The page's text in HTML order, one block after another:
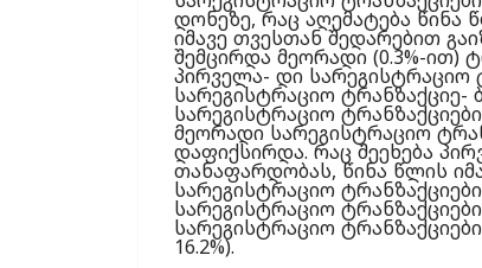
დონეზე, რაც აღემატება წინა
იმავე თვესთან შედარებით
შემცირდა მეორადი (0.3%-ით)
პირველა- დი სარეგისტრაციო
სარეგისტრაციო ტრანზაქციე-
სარეგისტრაციო
მეორადი სარეგისტრაციო
დაფიქსირდა. რაც შეეხება
თანაფარდობას, წინა წლის
სარეგისტრაციო
სარეგისტრაციო
სარეგისტრაციო
16.2%).